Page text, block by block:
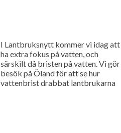
I Lantbruksnytt kommer vi idag att
ha extra fokus på vatten, och
särskilt då bristen på vatten. Vi gör
besök på Öland för att se hur
vattenbrist drabbat lantbrukarna